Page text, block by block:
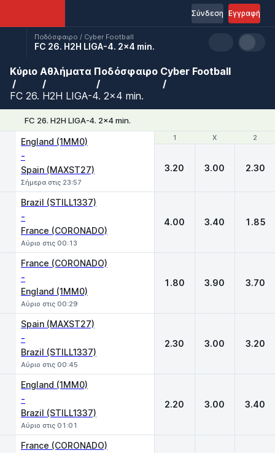
Εγγραφή
Σύνδεση
Ποδόσφαιρο / Cyber Football
FC 26. H2H LIGA-4. 2x4 min.
Κύριο Αθλήματα Ποδόσφαιρο Cyber Football
FC 26. H2H LIGA-4. 2x4 min.
FC 26. H2H LIGA-4. 2x4 min.
1 X 2
England (1MM0)
-
Spain (MAXST27)
Σήμερα στις 23:57
1 X 2
3.20 3.00 2.30
Brazil (STILL1337)
-
France (CORONADO)
Αύριο στις 00:13
4.00 3.40 1.85
France (CORONADO)
-
England (1MM0)
Αύριο στις 00:29
1.80 3.90 3.70
Spain (MAXST27)
-
Brazil (STILL1337)
Αύριο στις 00:45
2.30 3.00 3.20
England (1MM0)
-
Brazil (STILL1337)
Αύριο στις 01:01
2.20 3.00 3.40
France (CORONADO)